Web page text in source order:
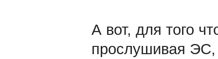
А вот, для того
прослушивая ЭС,